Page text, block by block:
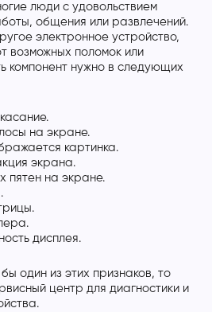
люди с удовольствием
общения или развлечений.
электронное устройство,
возможных поломок или
компонент нужно в следующих
на экране.
картинка.
экрана.
пятен на экране.
дисплея.
один из этих признаков, то
центр для диагностики и